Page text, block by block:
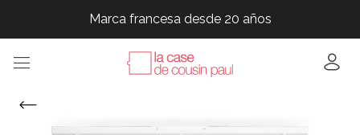
Marca francesa desde 20 años
Marca francesa desde 20 años
Marca francesa desde 20 años